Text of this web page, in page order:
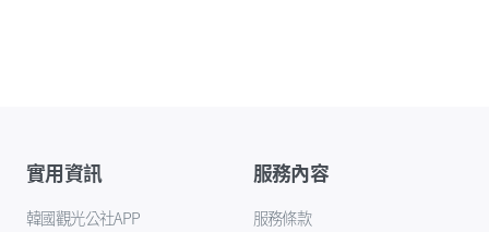
實用資訊
韓國觀光公社APP
服務內容
服務條款